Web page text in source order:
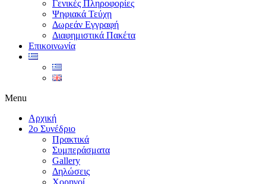
Γενικές Πληροφορίες
Ψηφιακά Τεύχη
Δωρεάν Εγγραφή
Διαφημιστικά Πακέτα
Επικοινωνία
Menu
Αρχική
2ο Συνέδριο
Πρακτικά
Συμπεράσματα
Gallery
Δηλώσεις
Χορηγοί